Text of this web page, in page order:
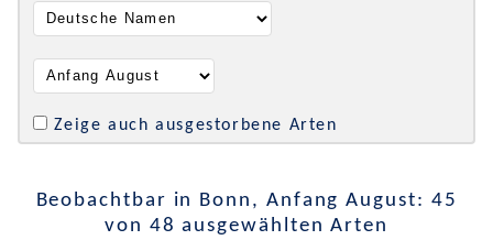
Zeige auch ausgestorbene Arten
Beobachtbar in Bonn, Anfang August: 45
von 48 ausgewählten Arten